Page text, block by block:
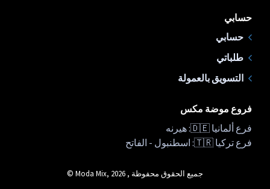
حسابي
حسابي
طلباتي
التسويق بالعمولة
فروع موضة مكس
فرع ألمانيا 🇩🇪: هيرنه
فرع تركيا 🇹🇷: اسطنبول - الفاتح
جميع الحقوق محفوظة , Moda Mix, 2026 ©